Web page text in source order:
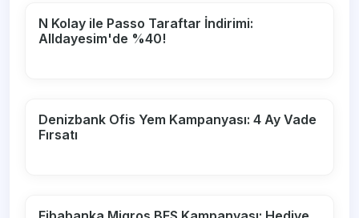
N Kolay ile Passo Taraftar İndirimi:
Alldayesim'de %40!
Denizbank Ofis Yem Kampanyası: 4 Ay Vade
Fırsatı